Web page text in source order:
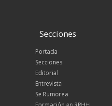
Secciones
Portada
Secciones
Editorial
Entrevista
Se Rumorea